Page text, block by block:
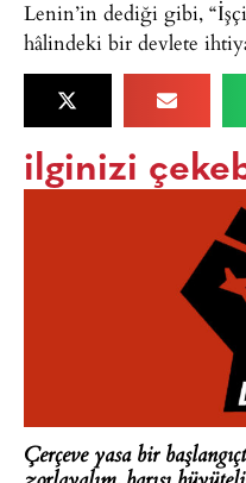
Lenin’in dediği gibi, “İşçi
hâlindeki bir devlete
ilginizi
Çerçeve yasa bir